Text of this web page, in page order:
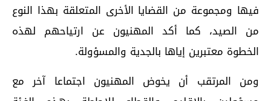
فيها ومجموعة من القضايا الأخرى المتعلقة بهذا النوع
من الصيد، كما أكد المهنيون عن ارتياحهم لهذه
الخطوة معتبرين إياها بالجدية والمسؤولة.
ومن المرتقب أن يخوض المهنيون اجتماعا آخر مع